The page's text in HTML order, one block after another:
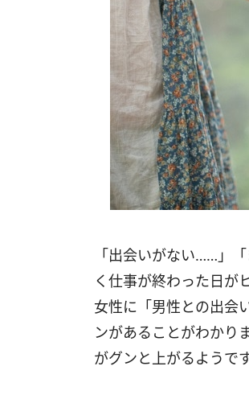
「出会いがない……」
く仕事が終わった日が
女性に「男性との出会
ンがあることがわかり
がグンと上がるようです